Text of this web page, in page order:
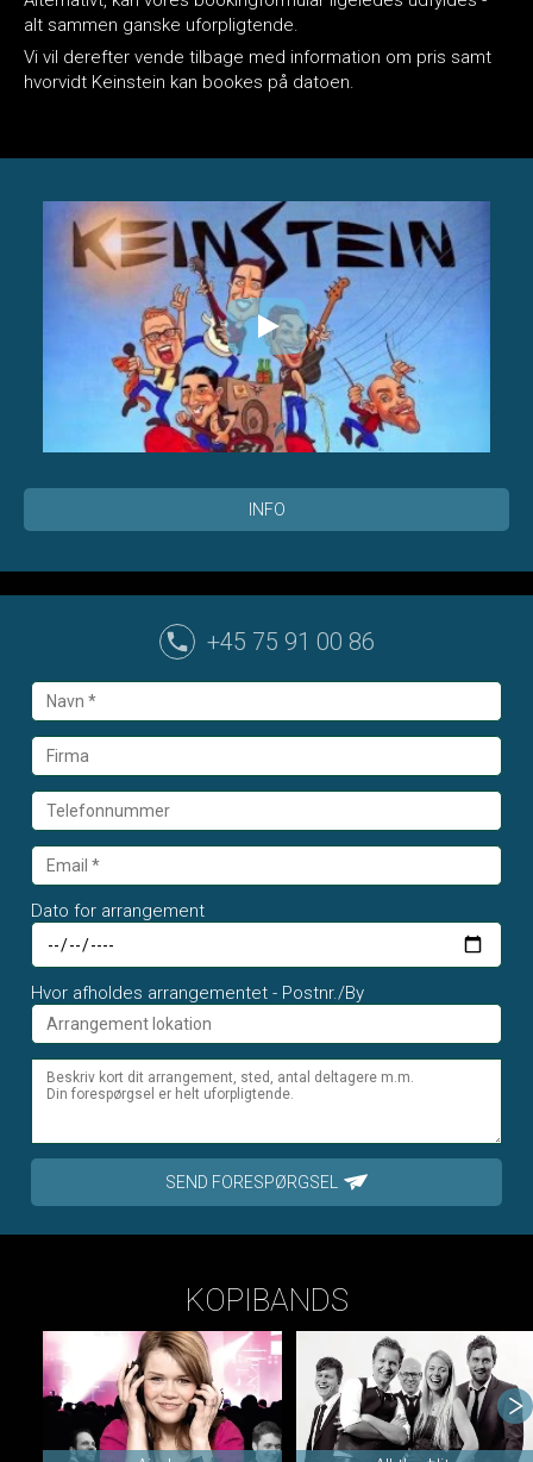
alt sammen ganske uforpligtende.
Vi vil derefter vende tilbage med information om pris samt
hvorvidt Keinstein kan bookes på datoen.
INFO
+45 75 91 00 86
Dato for arrangement
Hvor afholdes arrangementet - Postnr./By
SEND FORESPØRGSEL
KOPIBANDS